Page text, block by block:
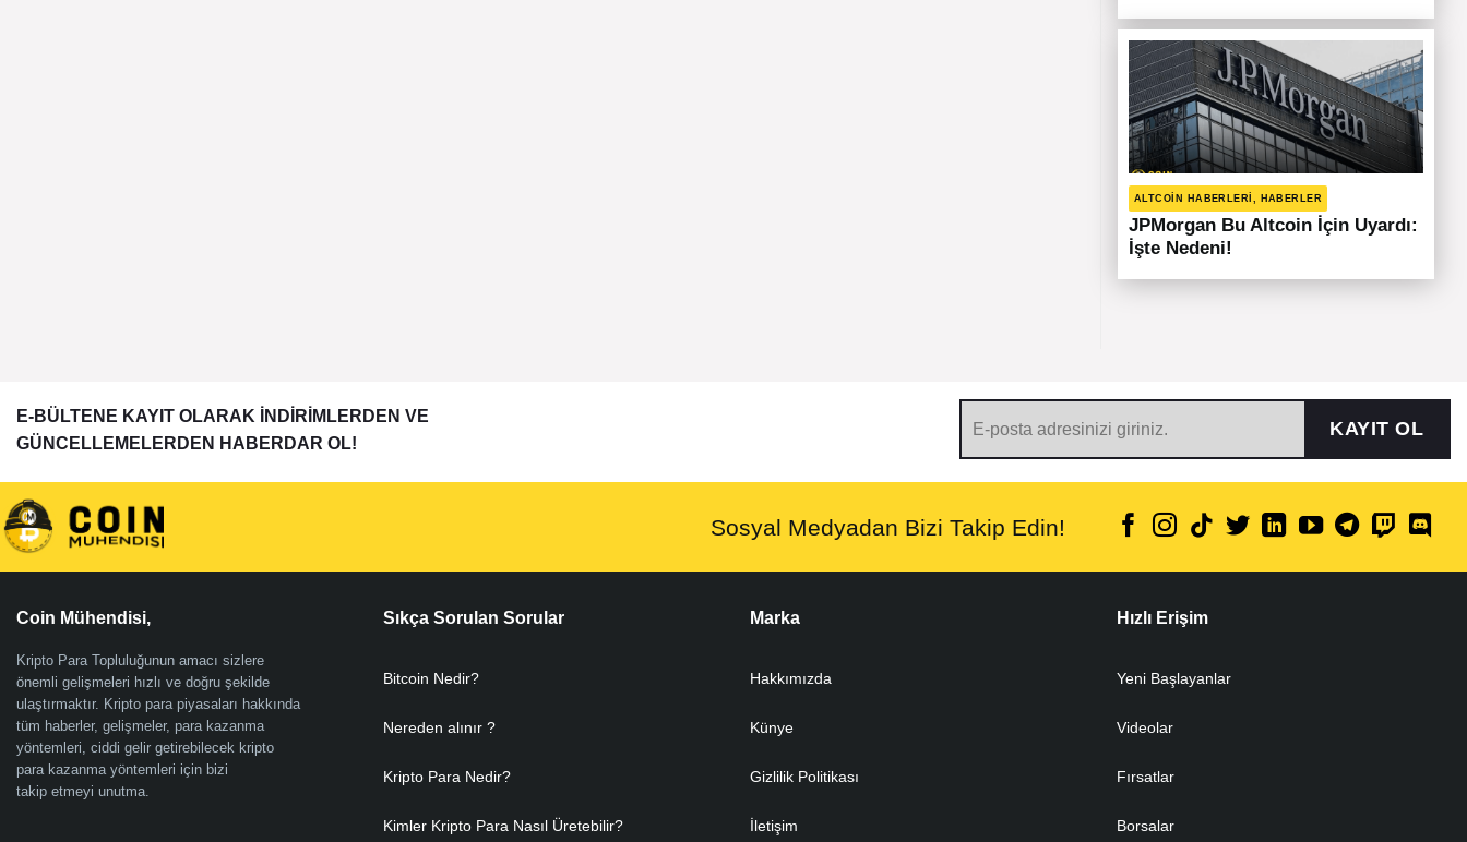
ALTCOIN HABERLERI, HABERLER
JPMorgan Bu Altcoin İçin Uyardı:
İşte Nedeni!
E-BÜLTENE KAYIT OLARAK İNDİRİMLERDEN VE
GÜNCELLEMELERDEN HABERDAR OL!
KAYIT OL
Sosyal Medyadan Bizi Takip Edin!
Coin Mühendisi,
Kripto Para Topluluğunun amacı sizlere
önemli gelişmeleri hızlı ve doğru şekilde
ulaştırmaktır. Kripto para piyasaları hakkında
tüm haberler, gelişmeler, para kazanma
yöntemleri, ciddi gelir getirebilecek kripto
para kazanma yöntemleri için bizi
takip etmeyi unutma.
Sıkça Sorulan Sorular
Bitcoin Nedir?
Nereden alınır ?
Kripto Para Nedir?
Kimler Kripto Para Nasıl Üretebilir?
Marka
Hakkımızda
Künye
Gizlilik Politikası
İletişim
Hızlı Erişim
Yeni Başlayanlar
Videolar
Fırsatlar
Borsalar